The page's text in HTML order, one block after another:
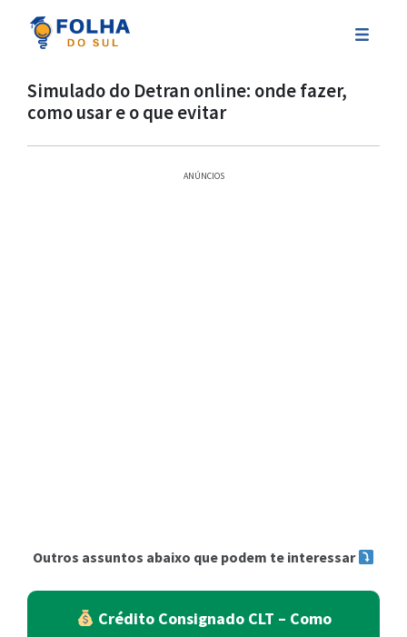
Simulado do Detran online: onde fazer,
como usar e o que evitar
ANÚNCIOS
Outros assuntos abaixo que podem te interessar
Crédito Consignado CLT – Como